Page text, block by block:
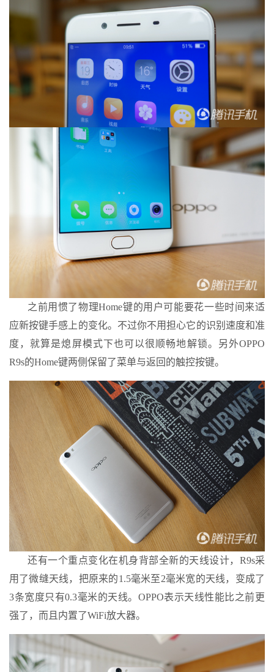
之前用惯了物理Home键的用户可能要花一些时间来适
应新按键手感上的变化。不过你不用担心它的识别速度和准
度，就算是熄屏模式下也可以很顺畅地解锁。另外OPPO
R9s的Home键两侧保留了菜单与返回的触控按键。
还有一个重点变化在机身背部全新的天线设计，R9s采
用了微缝天线，把原来的1.5毫米至2毫米宽的天线，变成了
3条宽度只有0.3毫米的天线。OPPO表示天线性能比之前更
强了，而且内置了WiFi放大器。